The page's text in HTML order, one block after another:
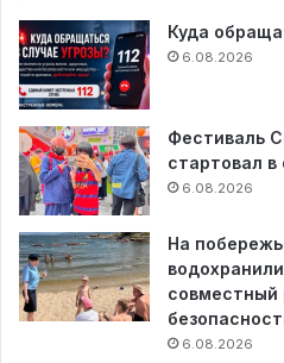
Куда
6.08.2026
Фестиваль
стартовал в
6.08.2026
На
совместный
6.08.2026